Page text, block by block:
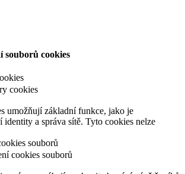
souborů cookies
cookies
umožňují základní funkce, jako je
identity a správa sítě. Tyto cookies nelze
souborů
cookies souborů